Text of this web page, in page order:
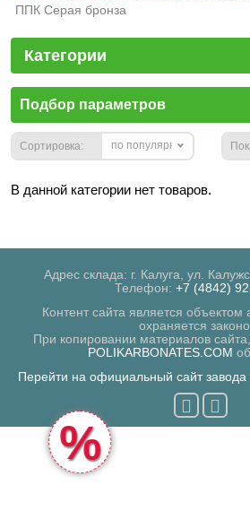
ППК Серая бронза
Категории
Подбор параметров
Сортировка: по популярности
В данной категории нет товаров.
Адрес склада: г. Калуга, ул.
Телефон: +7 (4842)
Контент сайта является объектом
охраняется
При копировании материалов
POLIKARBONATES.COM
Перейти на официальный сайт
%